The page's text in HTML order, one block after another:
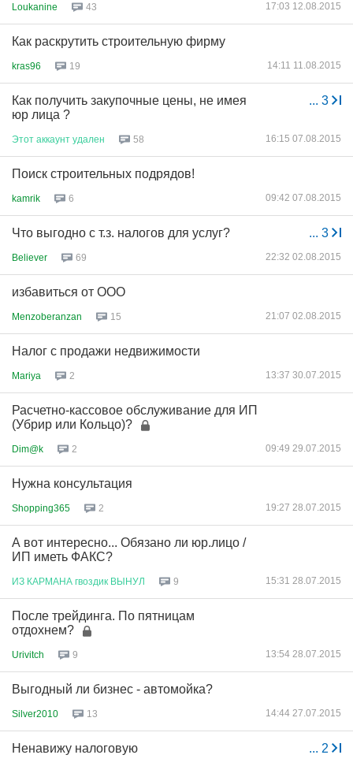
Loukanine 43 17:03 12.08.2015
Как раскрутить строительную фирму
kras96 19 14:11 11.08.2015
... 3
Как получить закупочные цены, не имея
юр лица ?
Этот аккаунт удален 58 16:15 07.08.2015
Поиск строительных подрядов!
kamrik 6 09:42 07.08.2015
... 3
Что выгодно с т.з. налогов для услуг?
Believer 69 22:32 02.08.2015
избавиться от ООО
Menzoberanzan 15 21:07 02.08.2015
Налог с продажи недвижимости
Mariya 2 13:37 30.07.2015
Расчетно-кассовое обслуживание для ИП
(Убрир или Кольцо)?
Dim@k 2 09:49 29.07.2015
Нужна консультация
Shopping365 2 19:27 28.07.2015
А вот интересно... Обязано ли юр.лицо /
ИП иметь ФАКС?
ИЗ КАРМАНА гвоздик ВЫНУЛ 9 15:31 28.07.2015
После трейдинга. По пятницам
отдохнем?
Urivitch 9 13:54 28.07.2015
Выгодный ли бизнес - автомойка?
Silver2010 13 14:44 27.07.2015
... 2
Ненавижу налоговую